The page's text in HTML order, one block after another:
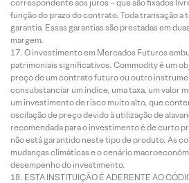
correspondente aos juros – que são fixados
função do prazo do contrato. Toda transação
garantia. Essas garantias são prestadas em
margem.
O investimento em Mercados Futuros
patrimoniais significativos. Commodity é um
preço de um contrato futuro ou outro
consubstanciar um índice, uma taxa, um valor
um investimento de risco muito alto, que
oscilação de preço devido à utilização de
recomendada para o investimento é de curto
não está garantido neste tipo de produto. As
mudanças climáticas e o cenário
desempenho do investimento.
ESTA INSTITUIÇÃO É ADERENTE AO